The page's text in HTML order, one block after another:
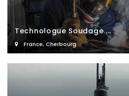
Technologue Soudage ...
France, Cherbourg